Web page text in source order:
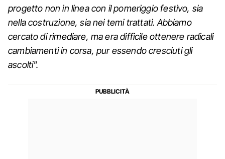
progetto non in linea con il pomeriggio festivo, sia
nella costruzione, sia nei temi trattati. Abbiamo
cercato di rimediare, ma era difficile ottenere radicali
cambiamenti in corsa, pur essendo cresciuti gli
ascolti".